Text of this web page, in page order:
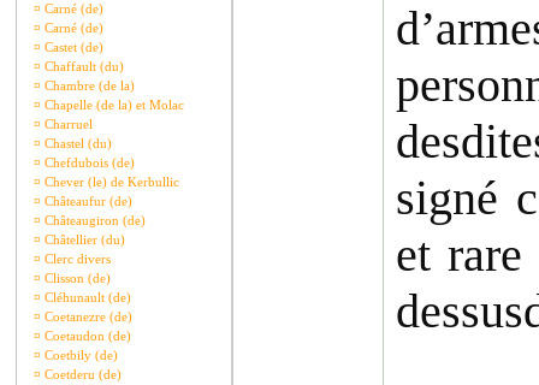
¤ Carné (de)
¤ Carné (de)
¤ Castet (de)
¤ Chaffault (du)
¤ Chambre (de la)
¤ Chapelle (de la) et Molac
¤ Charruel
¤ Chastel (du)
¤ Chefdubois (de)
¤ Chever (le) de Kerbullic
¤ Châteaufur (de)
¤ Châteaugiron (de)
¤ Châtellier (du)
¤ Clerc divers
¤ Clisson (de)
¤ Cléhunault (de)
¤ Coetanezre (de)
¤ Coetaudon (de)
¤ Coetbily (de)
¤ Coetderu (de)
signé
et